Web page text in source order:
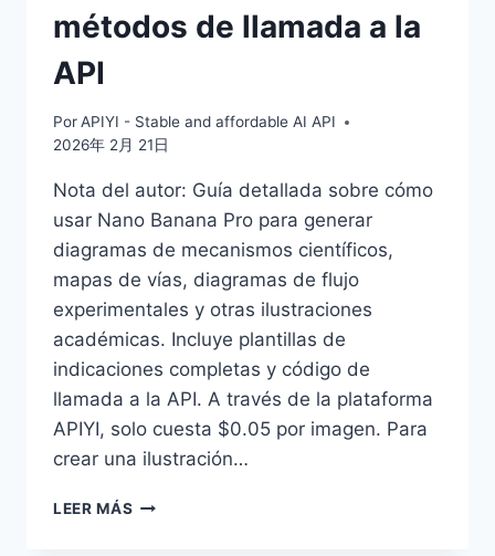
métodos de llamada a la
API
PorAPIYI - Stable and affordable AI API
2026年 2月 21日
Nota del autor: Guía detallada sobre cómo
usar Nano Banana Pro para generar
diagramas de mecanismos científicos,
mapas de vías, diagramas de flujo
experimentales y otras ilustraciones
académicas. Incluye plantillas de
indicaciones completas y código de
llamada a la API. A través de la plataforma
APIYI, solo cuesta $0.05 por imagen. Para
crear una ilustración…
LEER MÁS DIBUJAR